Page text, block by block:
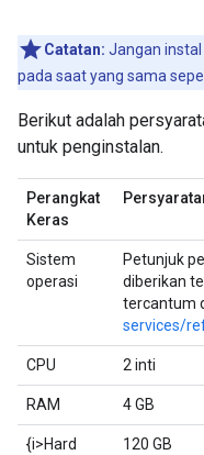
Catatan: Jangan
pada saat yang sama
Berikut adalah
untuk penginstalan.
Perangkat
Keras
Sistem
operasi
Petunjuk
diberikan
tercantum
services/
CPU 2 inti
RAM 4 GB
{i>Hard
120 GB